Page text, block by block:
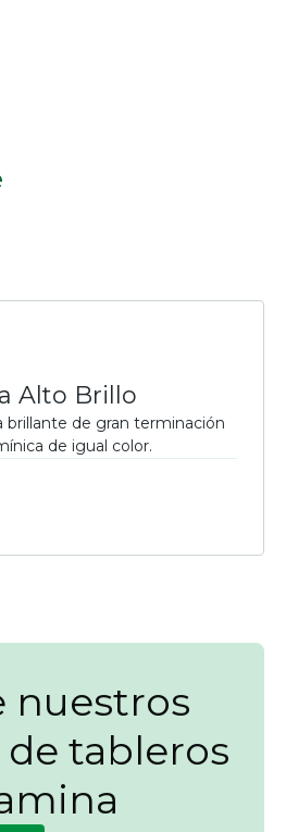
Alto Brillo
brillante de gran terminación
de igual color.
nuestros
tableros